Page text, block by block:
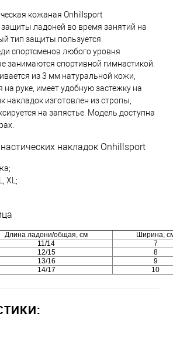
кожаная Onhillsport
ладоней во время занятий на
тип защиты пользуется
спортсменов любого уровня
занимаются спортивной гимнастикой.
из 3 мм натуральной кожи,
на руке, имеет удобную застежку на
накладок изготовлен из стропы,
на запястье. Модель доступна
накладок Onhillsport
XL;
Длина ладони/общая, см
Ширина,
11/14
7
12/15
8
13/16
9
14/17 10